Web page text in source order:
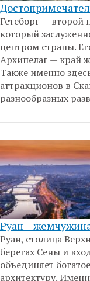
Гетеборг — второй
который
центром страны.
Архипелаг — край
Также именно
аттракционов в
разнообразных
Руан –
Руан, столица
берегах Сены и
объединяет
архитектуру.